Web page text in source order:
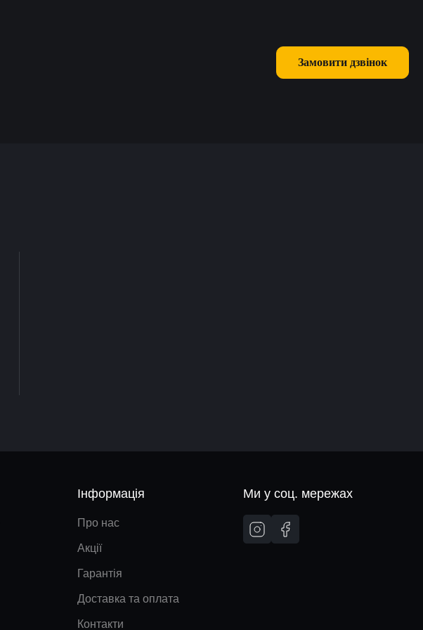
Замовити дзвінок
Інформація
Про нас
Акції
Гарантія
Доставка та оплата
Контакти
Ми у соц. мережах